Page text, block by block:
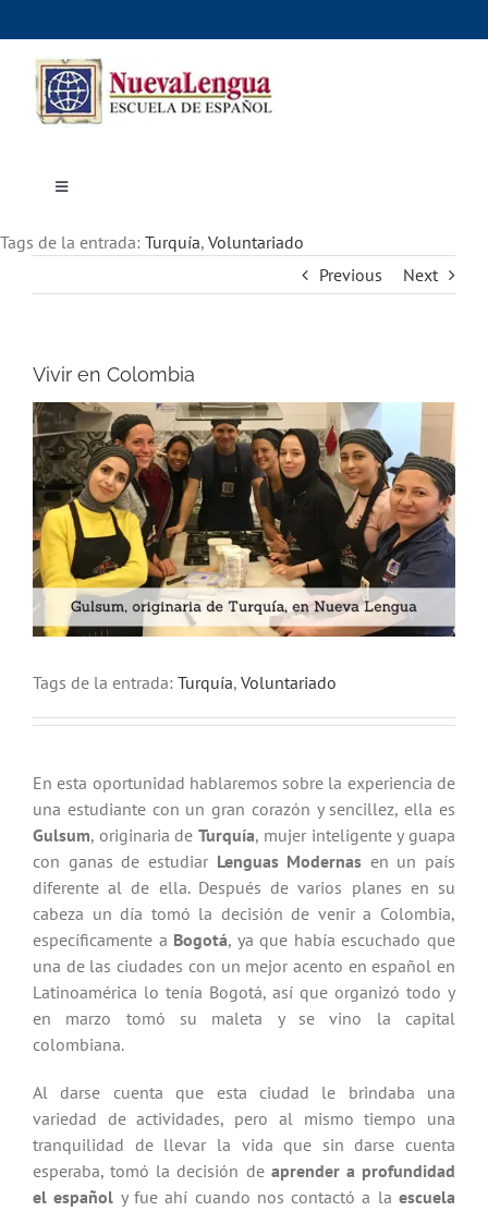
to
content
Toggle
Cursos
Dónde estudiar
Tags de la entrada: Turquía, Voluntariado
Previous
Next
Vivir en Colombia
View
Larger
Image
Tags de la entrada: Turquía, Voluntariado
En esta oportunidad hablaremos sobre la experiencia de
una estudiante con un gran corazón y sencillez, ella es
Gulsum, originaria deTurquía, mujer inteligente y guapa
con ganas de estudiar Lenguas Modernas en un país
diferente al de ella. Después de varios planes en su
cabeza un día tomó la decisión de venir a Colombia,
específicamente a Bogotá, ya que había escuchado que
una de las ciudades con un mejor acento en español en
Latinoamérica lo tenía Bogotá, así que organizó todo y
en marzo tomó su maleta y se vino la capital
colombiana.
Al darse cuenta que esta ciudad le brindaba una
variedad de actividades, pero al mismo tiempo una
tranquilidad de llevar la vida que sin darse cuenta
esperaba, tomó la decisión de aprender a profundidad
el español y fue ahí cuando nos contactó a laescuela